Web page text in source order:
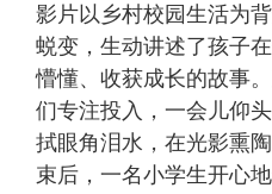
影片以乡村校园生活为
蜕变，生动讲述了孩子
懵懂、收获成长的故事
们专注投入，一会儿仰
拭眼角泪水，在光影熏
束后，一名小学生开心